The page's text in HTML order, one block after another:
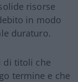
risorse
in modo
duraturo.
di titoli che
termine e che